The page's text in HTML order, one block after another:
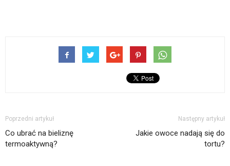
Poprzedni artykuł
Co ubrać na bieliznę
termoaktywną?
Następny artykuł
Jakie owoce nadają się do
tortu?